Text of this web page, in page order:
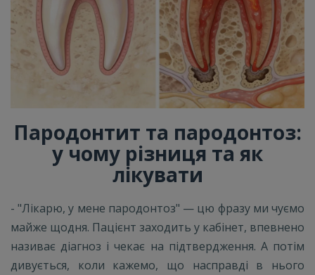
Пародонтит та пародонтоз:
у чому різниця та як
лікувати
- "Лікарю, у мене пародонтоз" — цю фразу ми чуємо
майже щодня. Пацієнт заходить у кабінет, впевнено
називає діагноз і чекає на підтвердження. А потім
дивується, коли кажемо, що насправді в нього